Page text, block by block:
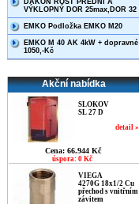
DAKON ROŠT PŘEDNÍ A
VÝKLOPNÝ DOR 25max,DOR 32
EMKO Podložka EMKO M20
EMKO M 40 AK 4kW + dopravné
1050,-Kč
Akční nabídka
SLOKOV
SL 27 D
detail »
Cena: 66.944 Kč
úspora: 0 Kč
VIEGA
4270G 18x1/2 Cu
přechod s vnitřním
závitem